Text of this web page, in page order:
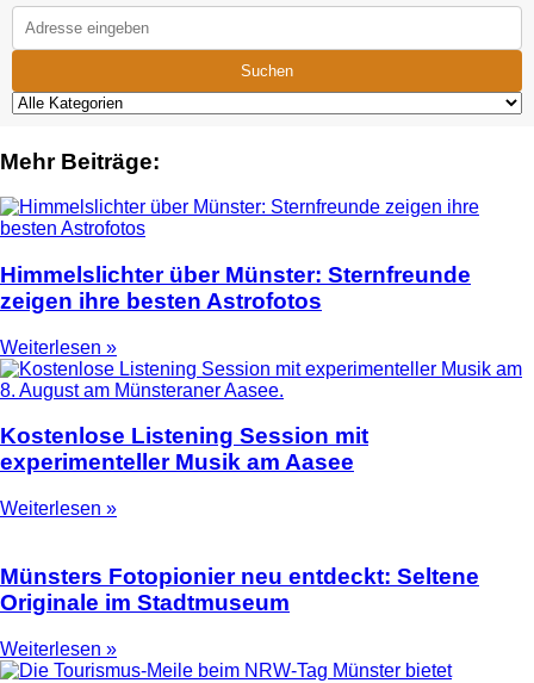
Suchen
Mehr Beiträge:
Himmelslichter über Münster: Sternfreunde
zeigen ihre besten Astrofotos
Weiterlesen »
Kostenlose Listening Session mit
experimenteller Musik am Aasee
Weiterlesen »
Münsters Fotopionier neu entdeckt: Seltene
Originale im Stadtmuseum
Weiterlesen »